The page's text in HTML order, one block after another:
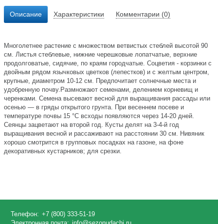
Описание Характеристики Комментарии (0)
Многолетнее растение с множеством ветвистых стеблей высотой 90
см. Листья стеблевые, нижние черешковые лопатчатые, верхние
продолговатые, сидячие, по краям городчатые. Соцветия - корзинки с
двойным рядом язычковых цветков (лепестков) и с желтым центром,
крупные, диаметром 10-12 см. Предпочитает солнечные места и
удобренную почву.Размножают семенами, делением корневищ и
черенками. Семена высевают весной для выращивания рассады или
осенью — в гряды открытого грунта. При весеннем посеве и
температуре почвы 15 °C всходы появляются через 14-20 дней.
Сеянцы зацветают на второй год. Кусты делят на 3-4-й год
выращивания весной и рассаживают на расстоянии 30 см. Нивяник
хорошо смотрится в групповых посадках на газоне, на фоне
декоративных кустарников; для срезки.
Телефон: +7 (800) 333-51-19